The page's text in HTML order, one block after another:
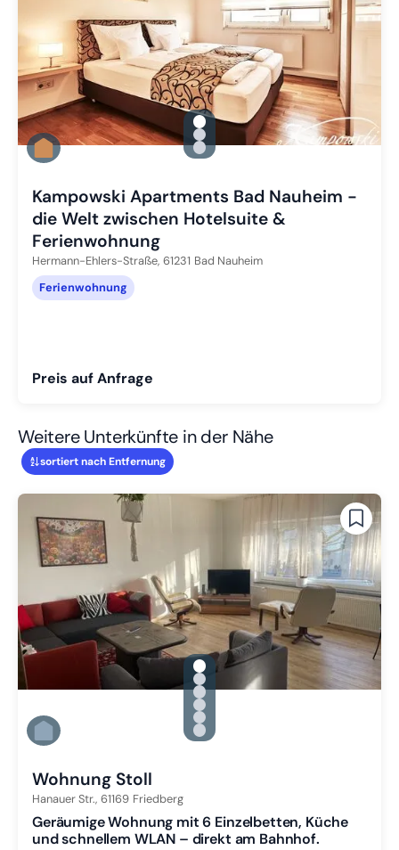
gallery.slide_selector
Zu Slide 1 wechseln
Zu Slide 2 wechseln
Zu Slide 3 wechseln
Kampowski Apartments Bad Nauheim -
die Welt zwischen Hotelsuite &
Ferienwohnung
Hermann-Ehlers-Straße, 61231 Bad Nauheim
Ferienwohnung
Preis auf Anfrage
Weitere Unterkünfte in der Nähe
sortiert nach Entfernung
gallery.slide_selector
Zu Slide 1 wechseln
Zu Slide 2 wechseln
Zu Slide 3 wechseln
Zu Slide 4 wechseln
Zu Slide 5 wechseln
Zu Slide 6 wechseln
Wohnung Stoll
Hanauer Str., 61169 Friedberg
Geräumige Wohnung mit 6 Einzelbetten, Küche
und schnellem WLAN – direkt am Bahnhof.